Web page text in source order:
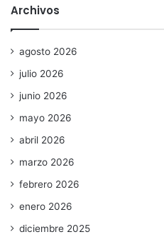
Archivos
agosto 2026
julio 2026
junio 2026
mayo 2026
abril 2026
marzo 2026
febrero 2026
enero 2026
diciembre 2025